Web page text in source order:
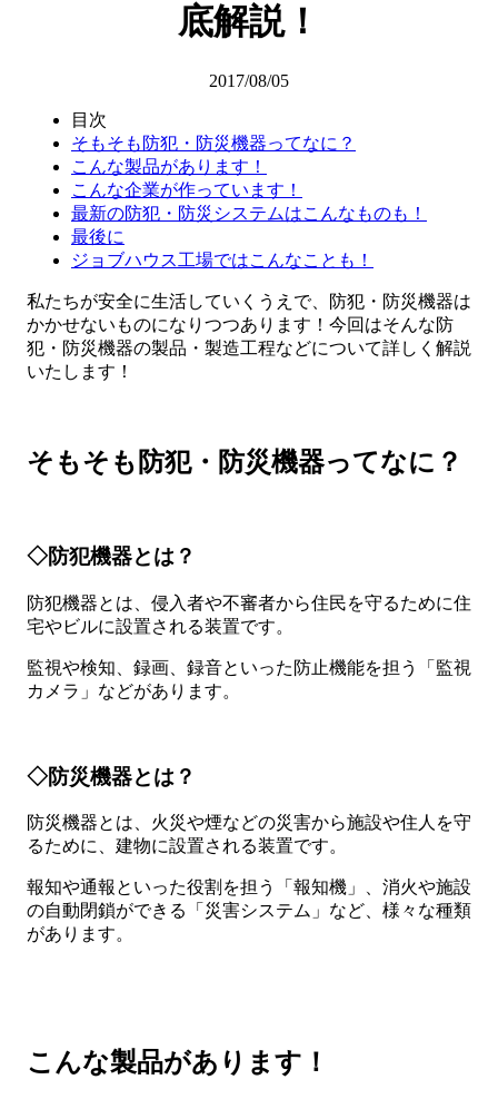
底解説！
2017/08/05
目次
そもそも防犯・防災機器ってなに？
こんな製品があります！
こんな企業が作っています！
最新の防犯・防災システムはこんなものも！
最後に
ジョブハウス工場ではこんなことも！
私たちが安全に生活していくうえで、防犯・防災機器は
かかせないものになりつつあります！今回はそんな防
犯・防災機器の製品・製造工程などについて詳しく解説
いたします！
そもそも防犯・防災機器ってなに？
◇防犯機器とは？
防犯機器とは、侵入者や不審者から住民を守るために住
宅やビルに設置される装置です。
監視や検知、録画、録音といった防止機能を担う「監視
カメラ」などがあります。
◇防災機器とは？
防災機器とは、火災や煙などの災害から施設や住人を守
るために、建物に設置される装置です。
報知や通報といった役割を担う「報知機」、消火や施設
の自動閉鎖ができる「災害システム」など、様々な種類
があります。
こんな製品があります！